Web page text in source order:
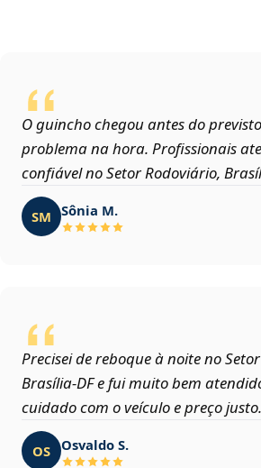
O guincho chegou antes do
problema na hora. Profissionais
confiável no Setor Rodoviário,
SM Sônia M.
Precisei de reboque à noite no
Brasília‑DF e fui muito bem
cuidado com o veículo e preço
OS Osvaldo S.